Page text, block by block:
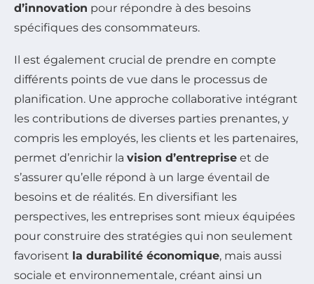
d’innovation pour répondre à des besoins
spécifiques des consommateurs.
Il est également crucial de prendre en compte
différents points de vue dans le processus de
planification. Une approche collaborative intégrant
les contributions de diverses parties prenantes, y
compris les employés, les clients et les partenaires,
permet d’enrichir la vision d’entreprise et de
s’assurer qu’elle répond à un large éventail de
besoins et de réalités. En diversifiant les
perspectives, les entreprises sont mieux équipées
pour construire des stratégies qui non seulement
favorisent la durabilité économique, mais aussi
sociale et environnementale, créant ainsi un